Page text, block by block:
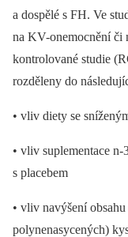
a dospělé s FH. Ve
na KV-onemocnění či
kontrolované studie
rozděleny do
• vliv diety se
• vliv suplementace
s placebem
• vliv navýšení
polynenasycených)